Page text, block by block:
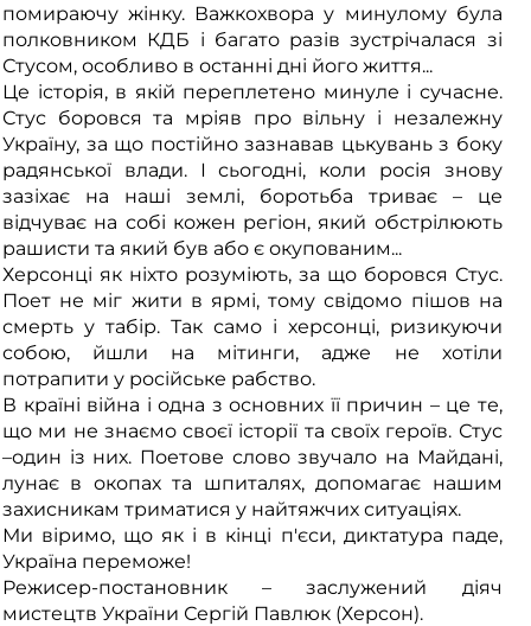
помираючу жінку. Важкохвора у минулому була
полковником КДБ і багато разів зустрічалася зі
Стусом, особливо в останні дні його життя...
Це історія, в якій переплетено минуле і сучасне.
Стус боровся та мріяв про вільну і незалежну
Україну, за що постійно зазнавав цькувань з боку
радянської влади. І сьогодні, коли росія знову
зазіхає на наші землі, боротьба триває – це
відчуває на собі кожен регіон, який обстрілюють
рашисти та який був або є окупованим...
Херсонці як ніхто розуміють, за що боровся Стус.
Поет не міг жити в ярмі, тому свідомо пішов на
смерть у табір. Так само і херсонці, ризикуючи
собою, йшли на мітинги, адже не хотіли
потрапити у російське рабство.
В країні війна і одна з основних її причин – це те,
що ми не знаємо своєї історії та своїх героїв. Стус
–один із них. Поетове слово звучало на Майдані,
лунає в окопах та шпиталях, допомагає нашим
захисникам триматися у найтяжчих ситуаціях.
Ми віримо, що як і в кінці п'єси, диктатура паде,
Україна переможе!
Режисер-постановник – заслужений діяч
мистецтв України Сергій Павлюк (Херсон).